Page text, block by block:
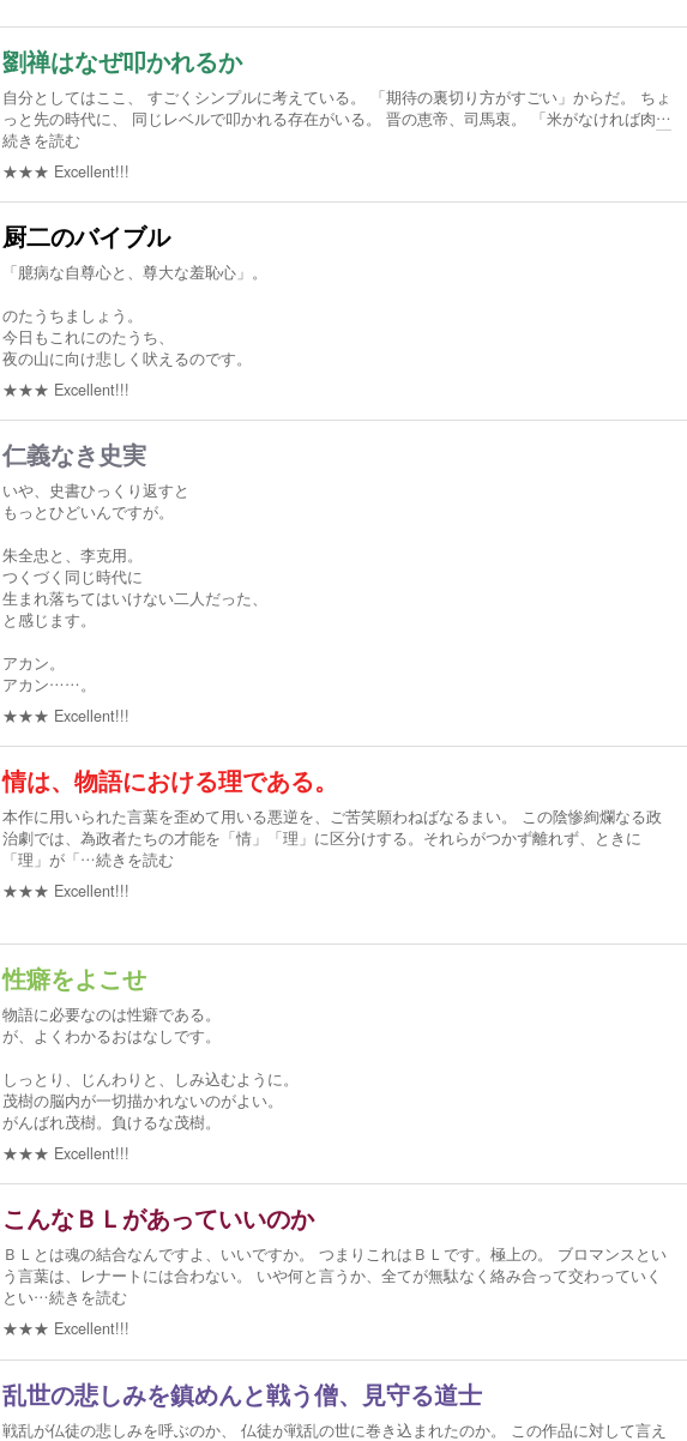
劉禅はなぜ叩かれるか
自分としてはここ、 すごくシンプルに考えている。 「期待の裏切り方がすごい」からだ。 ちょ
っと先の時代に、 同じレベルで叩かれる存在がいる。 晋の恵帝、司馬衷。 「米がなければ肉…
続きを読む
★★★ Excellent!!!
厨二のバイブル
「臆病な自尊心と、尊大な羞恥心」。
のたうちましょう。
今日もこれにのたうち、
夜の山に向け悲しく吠えるのです。
★★★ Excellent!!!
仁義なき史実
いや、史書ひっくり返すと
もっとひどいんですが。
朱全忠と、李克用。
つくづく同じ時代に
生まれ落ちてはいけない二人だった、
と感じます。
アカン。
アカン……。
★★★ Excellent!!!
情は、物語における理である。
本作に用いられた言葉を歪めて用いる悪逆を、ご苦笑願わねばなるまい。 この陰惨絢爛なる政
治劇では、為政者たちの才能を「情」「理」に区分けする。それらがつかず離れず、ときに
「理」が「…続きを読む
★★★ Excellent!!!
性癖をよこせ
物語に必要なのは性癖である。
が、よくわかるおはなしです。
しっとり、じんわりと、しみ込むように。
茂樹の脳内が一切描かれないのがよい。
がんばれ茂樹。負けるな茂樹。
★★★ Excellent!!!
こんなＢＬがあっていいのか
ＢＬとは魂の結合なんですよ、いいですか。 つまりこれはＢＬです。極上の。 ブロマンスとい
う言葉は、レナートには合わない。 いや何と言うか、全てが無駄なく絡み合って交わっていく
とい…続きを読む
★★★ Excellent!!!
乱世の悲しみを鎮めんと戦う僧、見守る道士
戦乱が仏徒の悲しみを呼ぶのか、 仏徒が戦乱の世に巻き込まれたのか。 この作品に対して言え